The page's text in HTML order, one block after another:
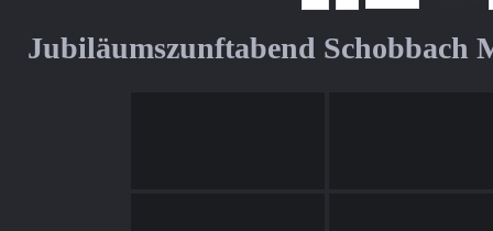
Jubiläumszunftabend Schobbach